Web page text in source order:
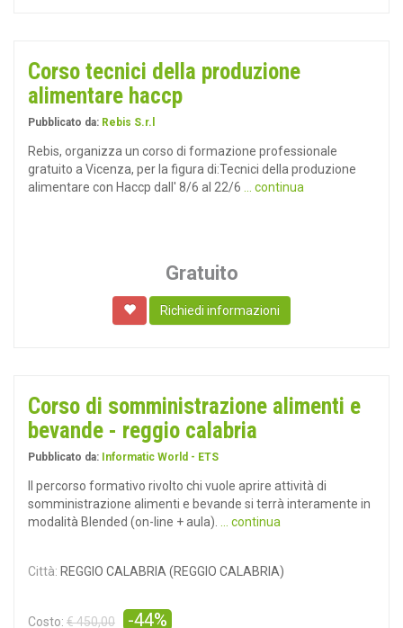
Corso tecnici della produzione
alimentare haccp
Pubblicato da: Rebis S.r.l
Rebis, organizza un corso di formazione professionale
gratuito a Vicenza, per la figura di:Tecnici della produzione
alimentare con Haccp dall' 8/6 al 22/6
... continua
Gratuito
Richiedi informazioni
Corso di somministrazione alimenti e
bevande - reggio calabria
Pubblicato da: Informatic World - ETS
Il percorso formativo rivolto chi vuole aprire attività di
somministrazione alimenti e bevande si terrà interamente in
modalità Blended (on-line + aula).
... continua
Città: REGGIO CALABRIA (REGGIO CALABRIA)
Costo: € 450,00 -44%